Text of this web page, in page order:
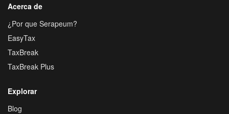
Acerca de
¿Por que Serapeum?
EasyTax
TaxBreak
TaxBreak Plus
Explorar
Blog